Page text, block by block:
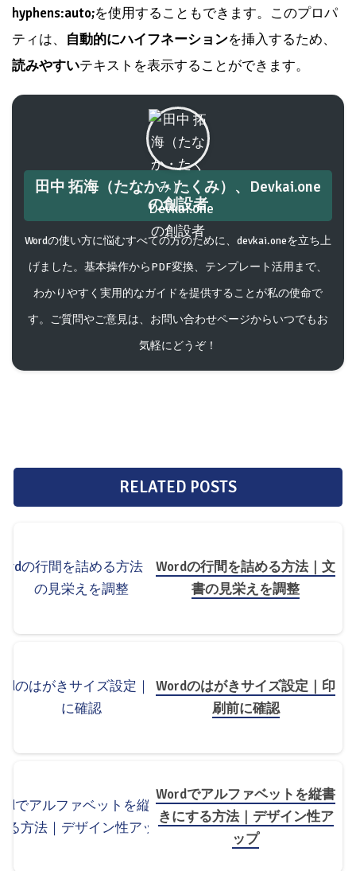
hyphens:auto;を使用することもできます。このプロパ
ティは、 自動的にハイフネーションを挿入するため、
読みやすいテキストを表示することができます。
田中 拓海（たなか・たくみ）、Devkai.one
の創設者
Wordの使い方に悩むすべての方のために、devkai.oneを立ち上
げました。基本操作からPDF変換、テンプレート活用まで、
わかりやすく実用的なガイドを提供することが私の使命で
す。ご質問やご意見は、お問い合わせページからいつでもお
気軽にどうぞ！
RELATED POSTS
Wordの行間を詰める方法｜文
書の見栄えを調整
Wordのはがきサイズ設定｜印
刷前に確認
Wordでアルファベットを縦書
きにする方法｜デザイン性ア
ップ